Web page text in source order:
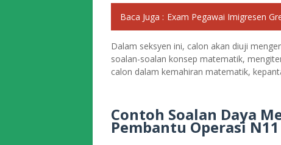
Baca Juga : Exam Pegawai Imigresen
Dalam seksyen ini, calon akan diuji
soalan-soalan konsep matematik,
calon dalam kemahiran matematik,
Contoh Soalan Daya
Pembantu Operasi N11